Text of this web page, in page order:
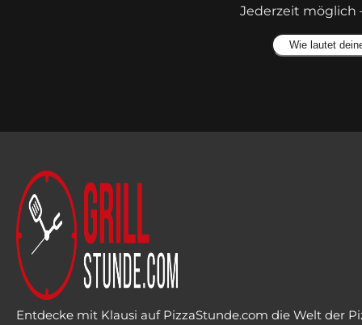
Jederzeit möglich
Entdecke mit Klausi auf PizzaStunde.com die Welt der